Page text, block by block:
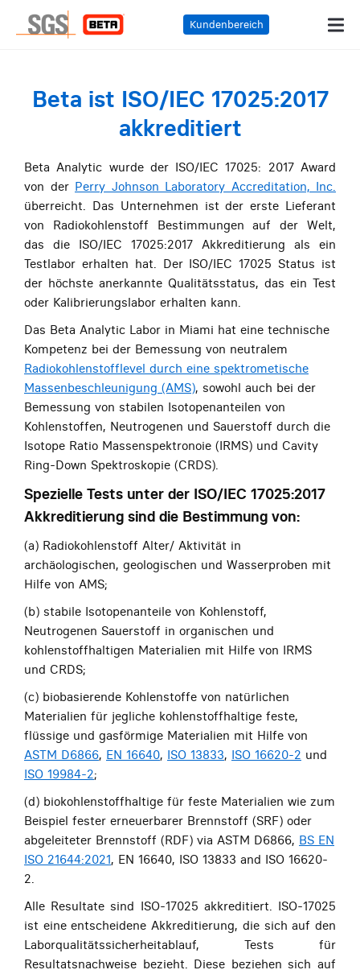
Kundenbereich
Beta ist ISO/IEC 17025:2017
akkreditiert
Beta Analytic wurde der ISO/IEC 17025: 2017 Award
von der Perry Johnson Laboratory Accreditation, Inc.
überreicht. Das Unternehmen ist der erste Lieferant
von Radiokohlenstoff Bestimmungen auf der Welt,
das die ISO/IEC 17025:2017 Akkreditierung als ein
Testlabor erhalten hat. Der ISO/IEC 17025 Status ist
der höchste anerkannte Qualitätsstatus, das ein Test
oder Kalibrierungslabor erhalten kann.
Das Beta Analytic Labor in Miami hat eine technische
Kompetenz bei der Bemessung von neutralem
Radiokohlenstofflevel durch eine spektrometische
Massenbeschleunigung (AMS), sowohl auch bei der
Bemessung von stabilen Isotopenanteilen von
Kohlenstoffen, Neutrogenen und Sauerstoff durch die
Isotope Ratio Massenspektronoie (IRMS) und Cavity
Ring-Down Spektroskopie (CRDS)
Spezielle Tests unter der ISO/IEC 17025:2017
Akkreditierung sind die Bestimmung von:
(a) Radiokohlenstoff Alter/ Aktivität in
archäologischen, geologischen und Wasserproben mit
Hilfe von AMS;
(b) stabile Isotopenanteile von Kohlenstoff,
Neutrogenen Sauerstoff in organischen und
kohlenstoffhaltigen Materialien mit Hilfe von IRMS
und CRDS;
(c) biobasierende Kohlenstoffe von natürlichen
Materialien für jegliche kohlenstoffhaltige feste,
flüssige und gasförmige Materialien mit Hilfe von
ASTM D6866, EN 16640, ISO 13833, ISO 16620-2 und
ISO 19984-2;
(d) biokohlenstoffhaltige für feste Materialien wie zum
Beispiel fester erneuerbarer Brennstoff (SRF) oder
abgeleiteter Brennstoff (RDF) via ASTM D6866, BS EN
ISO 21644:2021, EN 16640, ISO 13833 and ISO 16620-
2.
Alle Resultate sind ISO-17025 akkreditiert. ISO-17025
ist eine entscheidene Akkreditierung, die sich auf den
Laborqualitätssicherheitablauf, Tests für
Resultatsnachweise bezieht. Diese beziehen sich auf